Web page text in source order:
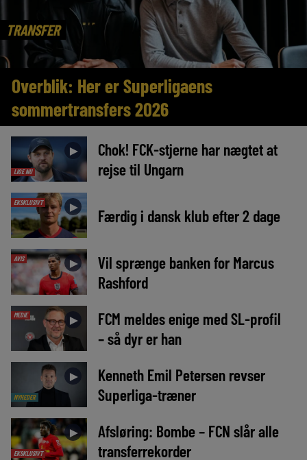
TRANSFER
Overblik: Her er Superligaens
sommertransfers 2026
LIGE NU
►
Chok! FCK-stjerne har nægtet at
rejse til Ungarn
EKSKLUSIVT ► Færdig i dansk klub efter 2 dage
AVIS ►
Vil sprænge banken for Marcus
Rashford
MEDIE ►
FCM meldes enige med SL-profil
– så dyr er han
NYHEDER
►
Kenneth Emil Petersen revser
Superliga-træner
EKSKLUSIVT
►
Afsløring: Bombe – FCN slår alle
transferrekorder